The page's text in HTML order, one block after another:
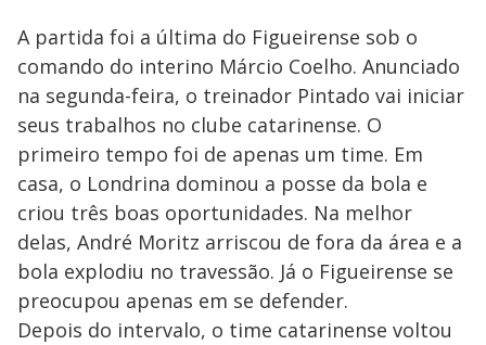
A partida foi a última do Figueirense sob o
comando do interino Márcio Coelho. Anunciado
na segunda-feira, o treinador Pintado vai iniciar
seus trabalhos no clube catarinense. O
primeiro tempo foi de apenas um time. Em
casa, o Londrina dominou a posse da bola e
criou três boas oportunidades. Na melhor
delas, André Moritz arriscou de fora da área e a
bola explodiu no travessão. Já o Figueirense se
preocupou apenas em se defender.
Depois do intervalo, o time catarinense voltou